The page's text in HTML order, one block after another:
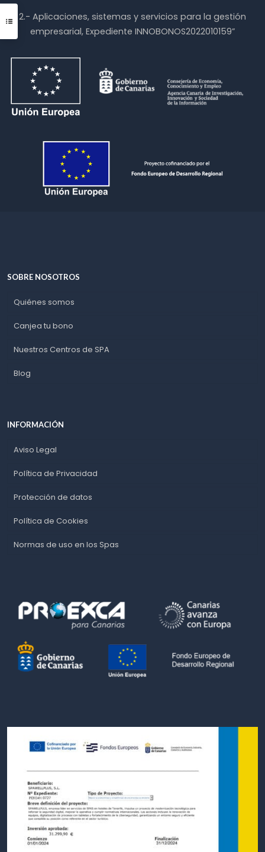
2.- Aplicaciones, sistemas y servicios para la gestión
empresarial, Expediente INNOBONOS2022010159”
SOBRE NOSOTROS
Quiénes somos
Canjea tu bono
Nuestros Centros de SPA
Blog
INFORMACIÓN
Aviso Legal
Política de Privacidad
Protección de datos
Política de Cookies
Normas de uso en los Spas